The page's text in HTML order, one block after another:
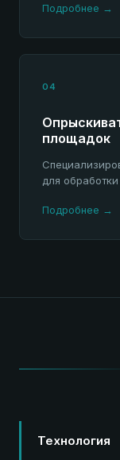
Подробнее →
04
площадок
для
Подробнее →
Технология